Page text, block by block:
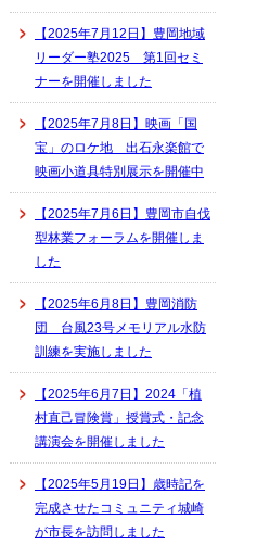
【2025年7月12日】豊岡地域
リーダー塾2025 第1回セミ
ナーを開催しました
【2025年7月8日】映画「国
宝」のロケ地 出石永楽館で
映画小道具特別展示を開催中
【2025年7月6日】豊岡市自伐
型林業フォーラムを開催しま
した
【2025年6月8日】豊岡消防
団 台風23号メモリアル水防
訓練を実施しました
【2025年6月7日】2024「植
村直己冒険賞」授賞式・記念
講演会を開催しました
【2025年5月19日】歳時記を
完成させたコミュニティ城崎
が市長を訪問しました